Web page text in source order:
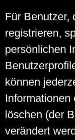
Für Benutzer,
registrieren,
persönlichen
können
Informationen
löschen (der
verändert